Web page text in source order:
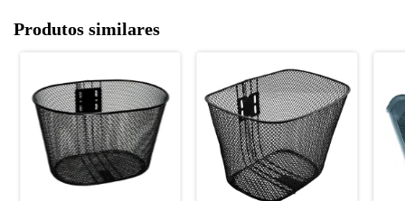
Produtos similares